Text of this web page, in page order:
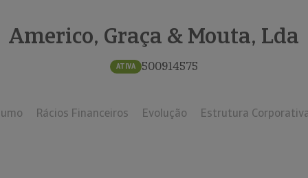
e Monitorização de
| Estudos e
Americo, Graça & Mouta, Lda
ATIVA 500914575
Rácios Financeiros Evolução Estrutura Corporativa